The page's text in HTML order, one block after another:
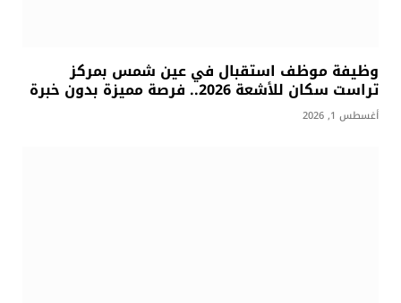
وظيفة موظف استقبال في عين شمس بمركز
تراست سكان للأشعة 2026.. فرصة مميزة بدون خبرة
أغسطس 1, 2026